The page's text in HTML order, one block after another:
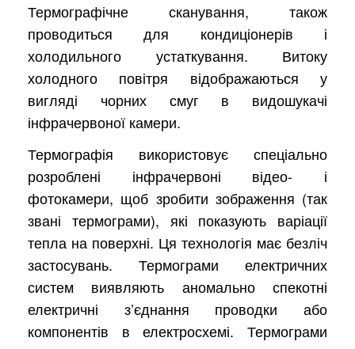
Термографічне сканування, також
проводиться для кондиціонерів і
холодильного устаткування. Витоку
холодного повітря відображаються у
вигляді чорних смуг в видошукачі
інфрачервоної камери.
Термографія використовує спеціально
розроблені інфрачервоні відео- і
фотокамери, щоб зробити зображення (так
звані термограми), які показують варіації
тепла на поверхні. Ця технологія має безліч
застосувань. Термограми електричних
систем виявляють аномально спекотні
електричні з’єднання проводки або
компонентів в електросхемі. Термограми